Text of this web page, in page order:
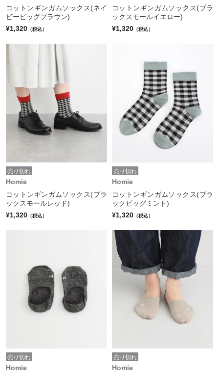
コットンギンガムソックス(ネイ
ビービッグブラウン)
¥1,320 （税込）
コットンギンガムソックス(ブラ
ックスモールイエロー)
¥1,320 （税込）
売り切れ
Homie
コットンギンガムソックス(ブラ
ックスモールレッド)
¥1,320 （税込）
売り切れ
Homie
コットンギンガムソックス(ブラ
ックビッグミント)
¥1,320 （税込）
売り切れ
Homie
売り切れ
Homie